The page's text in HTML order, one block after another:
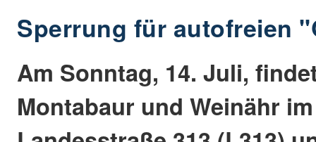
Sperrung für autofreien
Am Sonntag, 14. Juli,
Montabaur und Weinähr